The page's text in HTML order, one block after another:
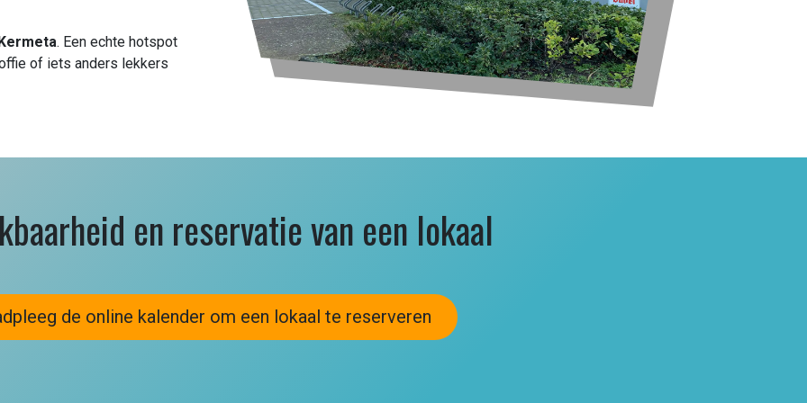
. Een echte hotspot
of iets anders lekkers
en reservatie van een lokaal
de online ka​​lender om een lokaal te reserveren